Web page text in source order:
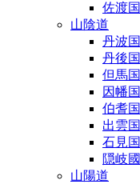
佐渡国
山陰道
丹波国
丹後国
但馬国
因幡国
伯耆国
出雲国
石見国
隠岐國
山陽道